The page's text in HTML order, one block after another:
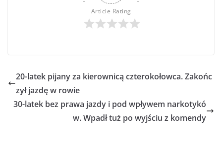
Article Rating
20-latek pijany za kierownicą czterokołowca. Zakońc
zył jazdę w rowie
30-latek bez prawa jazdy i pod wpływem narkotykó
w. Wpadł tuż po wyjściu z komendy